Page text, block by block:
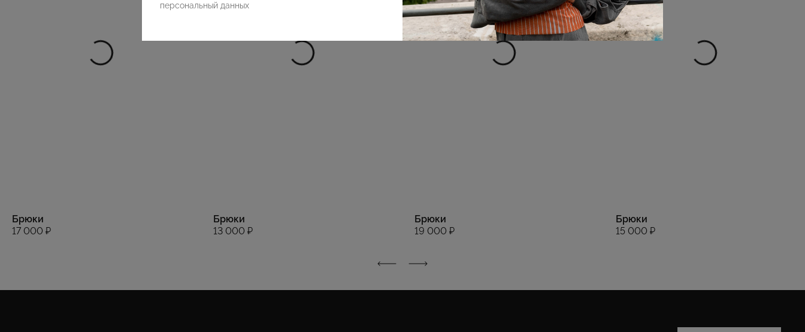
Брюки
17 000 ₽
Брюки
13 000 ₽
Брюки
19 000 ₽
Брюки
15 000 ₽
персональный данных